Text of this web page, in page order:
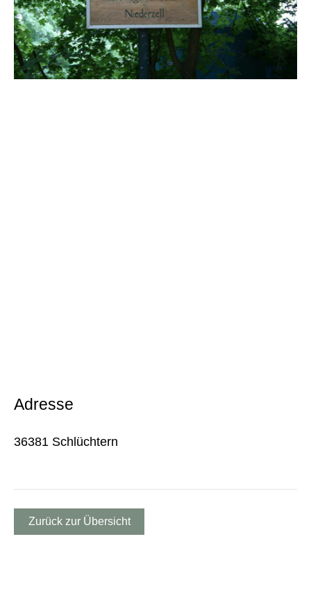
Adresse
36381 Schlüchtern
Zurück zur Übersicht